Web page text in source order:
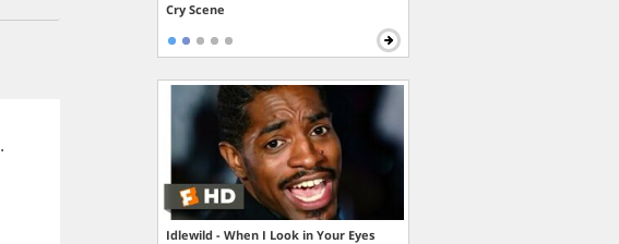
.
Cry Scene
Idlewild - When I Look in Your Eyes